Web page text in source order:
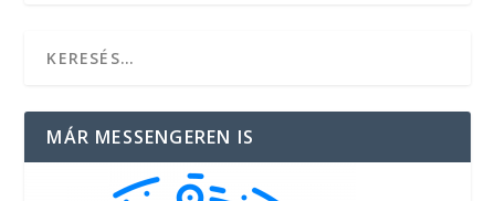
MÁR MESSENGEREN IS